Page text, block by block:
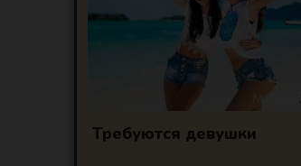
Требуются девушки